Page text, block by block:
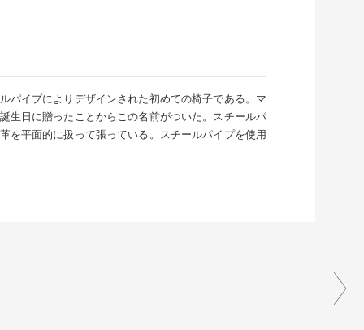
パイプによりデザインされた初めての椅子である。マ
生日に贈ったことからこの名前がついた。スチールパ
を平面的に扱って張っている。スチールパイプを使用